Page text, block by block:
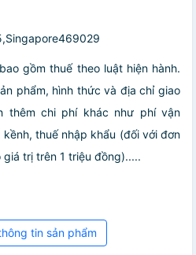
gồm thuế theo luật hiện hành.
phẩm, hình thức và địa chỉ giao
thêm chi phí khác như phí vận
thuế nhập khẩu (đối với đơn
trị trên 1 triệu đồng).....
tin sản phẩm